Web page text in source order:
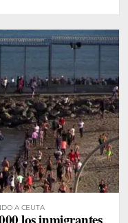
A CEUTA
los inmigrantes